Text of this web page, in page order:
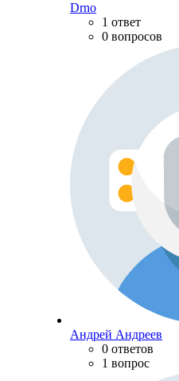
Drno
1 ответ
0 вопросов
Андрей Андреев
0 ответов
1 вопрос